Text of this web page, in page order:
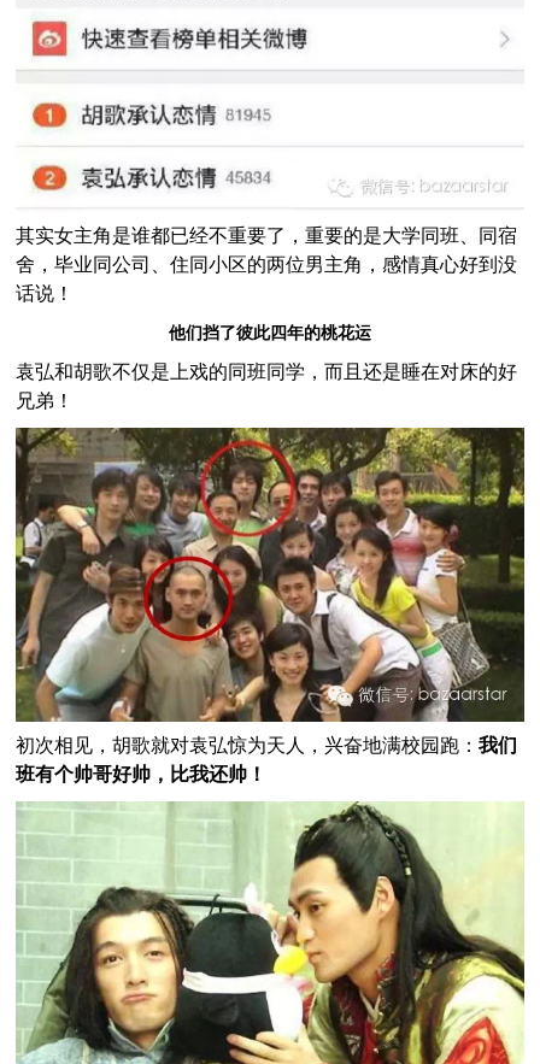
其实女主角是谁都已经不重要了，重要的是大学同班、同宿
舍，毕业同公司、住同小区的两位男主角，感情真心好到没
话说！
他们挡了彼此四年的桃花运
袁弘和胡歌不仅是上戏的同班同学，而且还是睡在对床的好
兄弟！
初次相见，胡歌就对袁弘惊为天人，兴奋地满校园跑：我们
班有个帅哥好帅，比我还帅！